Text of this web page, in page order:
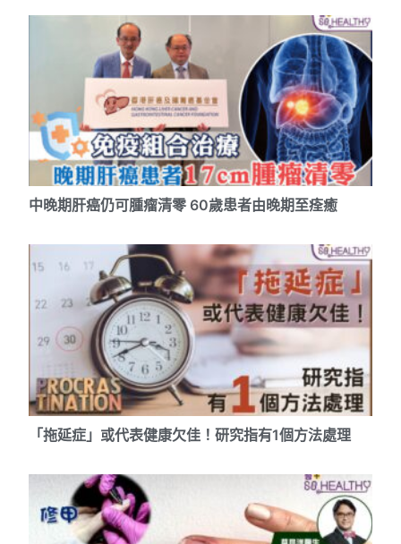
中晚期肝癌仍可腫瘤清零 60歲患者由晚期至痊癒
「拖延症」或代表健康欠佳！研究指有1個方法處理